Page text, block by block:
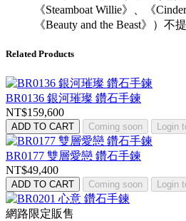
《Steamboat Willie》、《
《Beauty and the Beast》）不
Related Products
BR0136 銀河璀璨 鑽石手鍊
NT$159,600
ADD TO CART Coming soon Login
BR0177 雙層愛戀 鑽石手鍊
NT$49,400
ADD TO CART Coming soon Login
網路限定販售